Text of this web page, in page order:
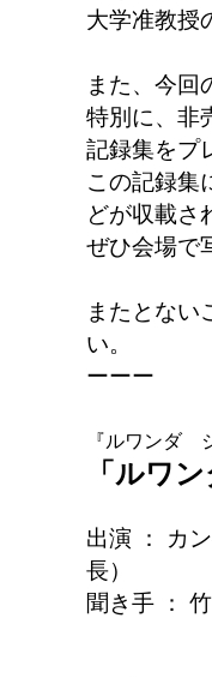
大学准教授
また、今回
特別に、非
記録集をプ
この記録集
どが収載さ
ぜひ会場で
またとない
い。
ーーー
『ルワンダ
「ルワ
出演 ： カ
長）
聞き手 ：